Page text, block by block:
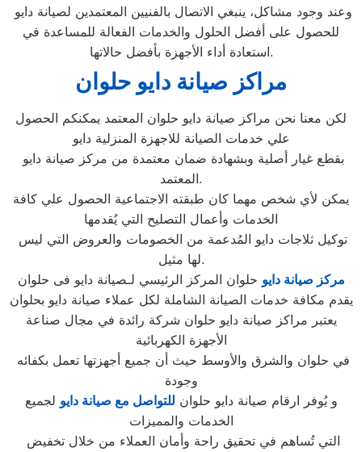
وعند وجود مشاكل، ينبغي الاتصال بالفنيين المعتمدين لصيانة دايو
للحصول على أفضل الحلول والخدمات الفعالة للمساعدة في
استعادة أداء الأجهزة بأفضل حالاتها.
مراكز صيانة دايو حلوان
لكن معنا نحن مراكز صيانة دايو حلوان المعتمد يمكنكم الحصول
علي خدمات الصيانة للاجهزة المنزلية دايو
المعتمد.
يمكن لأي شخص مهما كان طبقته الاجتماعية الحصول علي كافة
الخدمات وأعمال التصليح التي يُقدمها
لها مثيل.
مركز صيانة دايو حلوان المركز الرئيسي لـصيانة دايو فى حلوان
يقدم مكافة خدمات الصيانة الشاملة لكل عملاء صيانة دايو بحلوان
يعتبر مراكز صيانة دايو حلوان شركة رائدة في مجال صناعة
الأجهزة الكهربائية
وجودة
و يُوفر ارقام صيانة دايو حلوان للتواصل مع صيانة دايو لجميع
الخدمات والمميزات